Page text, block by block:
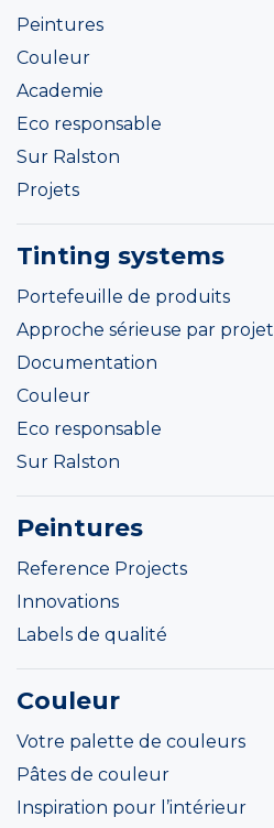
Peintures
Couleur
Academie
Eco responsable
Sur Ralston
Projets
Tinting systems
Portefeuille de produits
Approche sérieuse par projet
Documentation
Couleur
Eco responsable
Sur Ralston
Peintures
Reference Projects
Innovations
Labels de qualité
Couleur
Votre palette de couleurs
Pâtes de couleur
Inspiration pour l’intérieur